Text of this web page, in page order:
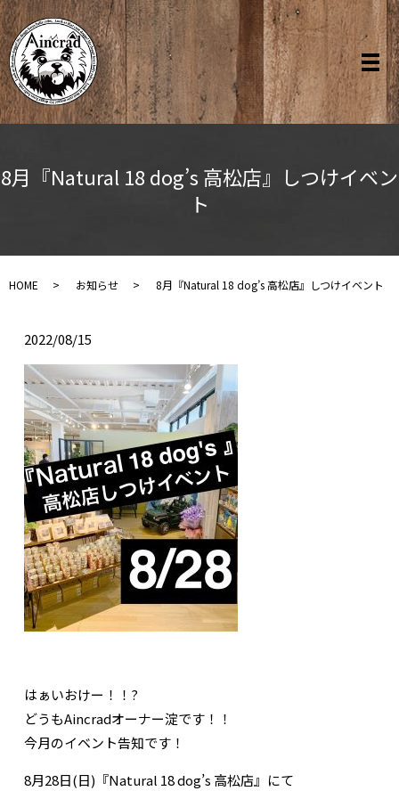
8月『Natural 18 dog’s 高松店』しつけイベン
ト
HOME お知らせ 8月『Natural 18 dog’s 高松店』しつけイベント
2022/08/15
はぁいおけー！！?
どうもAincradオーナー淀です！！
今月のイベント告知です！
8月28日(日)『Natural 18 dog’s 高松店』にて